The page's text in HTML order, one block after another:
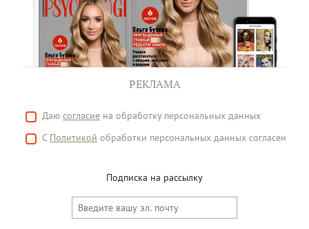
РЕКЛАМА
Даю согласие на обработку персональных данных
С Политикой обработки персональных данных согласен
Подписка на рассылку